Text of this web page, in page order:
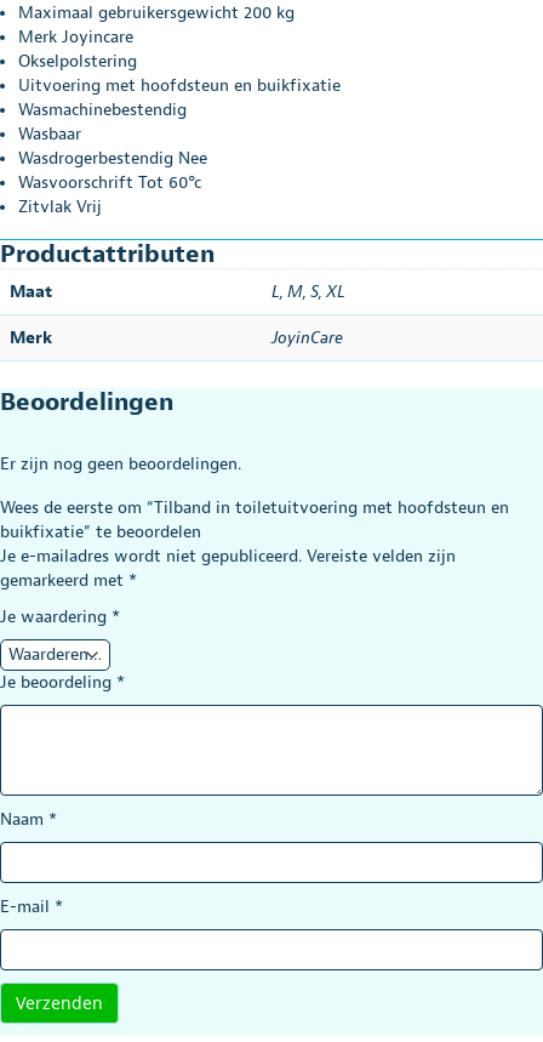
Maximaal gebruikersgewicht 200 kg
Merk Joyincare
Okselpolstering
Uitvoering met hoofdsteun en buikfixatie
Wasmachinebestendig
Wasbaar
Wasdrogerbestendig Nee
Wasvoorschrift Tot 60°c
Zitvlak Vrij
Productattributen
Maat L, M, S, XL
Merk JoyinCare
Beoordelingen
Er zijn nog geen beoordelingen.
Wees de eerste om “Tilband in toiletuitvoering met hoofdsteun en
buikfixatie” te beoordelen
Je e-mailadres wordt niet gepubliceerd. Vereiste velden zijn
gemarkeerd met *
Je waardering *
Je beoordeling *
Naam *
E-mail *